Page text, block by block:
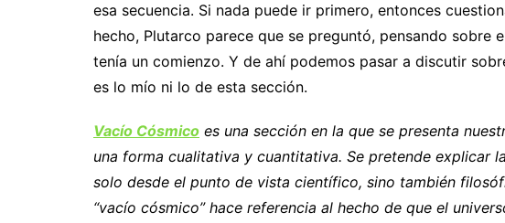
esa secuencia. Si nada puede ir primero, entonces
hecho, Plutarco parece que se preguntó, pensando sobre
tenía un comienzo. Y de ahí podemos pasar a discutir
es lo mío ni lo de esta sección.
Vacío Cósmico es una sección en la que se presenta
una forma cualitativa y cuantitativa. Se pretende explicar
solo desde el punto de vista científico, sino también
“vacío cósmico” hace referencia al hecho de que el